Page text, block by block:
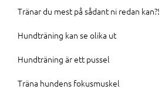
Tränar du mest på sådant ni redan kan?!
Hundträning kan se olika ut
Hundträning är ett pussel
Träna hundens fokusmuskel